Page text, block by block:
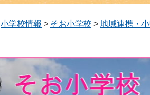
小学校情報 > そお小学校 > 地域連携・